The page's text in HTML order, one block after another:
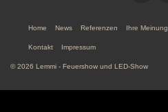
Home News Referenzen Ihre Meinung
Kontakt Impressum
© 2026 Lemmi - Feuershow und LED-Show